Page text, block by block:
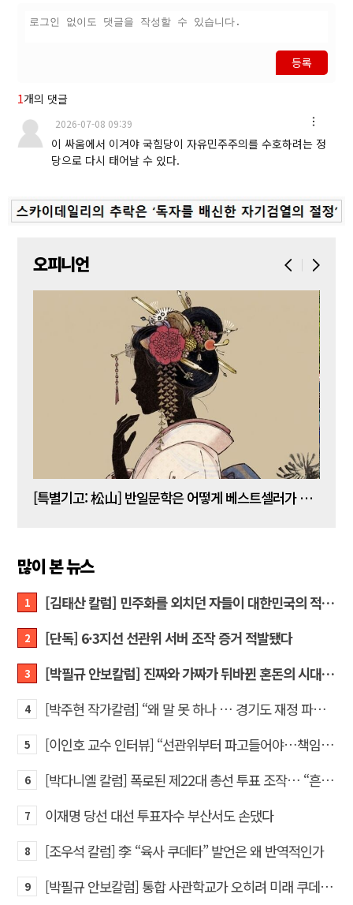
등록
1개의 댓글
2026-07-08 09:39
이 싸움에서 이겨야 국힘당이 자유민주주의를 수호하려는 정
당으로 다시 태어날 수 있다.
오피니언
[특별기고: 松山] 반일문학은 어떻게 베스트셀러가 되는가?
많이 본 뉴스
1 [김태산 칼럼] 민주화를 외치던 자들이 대한민국의 적이고 간첩이었다
2 [단독] 6·3지선 선관위 서버 조작 증거 적발됐다
3 [박필규 안보칼럼] 진짜와 가짜가 뒤바뀐 혼돈의 시대, 안보 파탄은 막아야
4 [박주현 작가칼럼] “왜 말 못 하나 … 경기도 재정 파탄의 진짜 원인을”
5 [이인호 교수 인터뷰] “선관위부터 파고들어야…책임자 직접 고발하라”
6 [박다니엘 칼럼] 폭로된 제22대 총선 투표 조작… “흔들리는 가짜 국회의원들”
7 이재명 당선 대선 투표자수 부산서도 손댔다
8 [조우석 칼럼] 李 “육사 쿠데타” 발언은 왜 반역적인가
9 [박필규 안보칼럼] 통합 사관학교가 오히려 미래 쿠데타의 통로가 되는 이유